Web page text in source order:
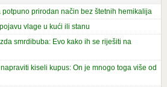
prirodan način bez štetnih hemikalija
vlage u kući ili stanu
smrdibuba: Evo kako ih se riješiti na
kiseli kupus: On je mnogo toga više od